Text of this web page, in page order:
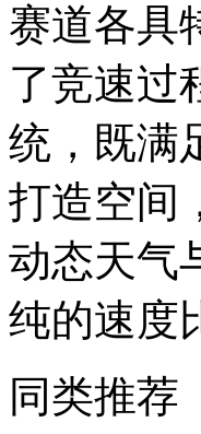
赛道各具
了竞速过
统，既满
打造空间
动态天气
纯的速度
同类推荐